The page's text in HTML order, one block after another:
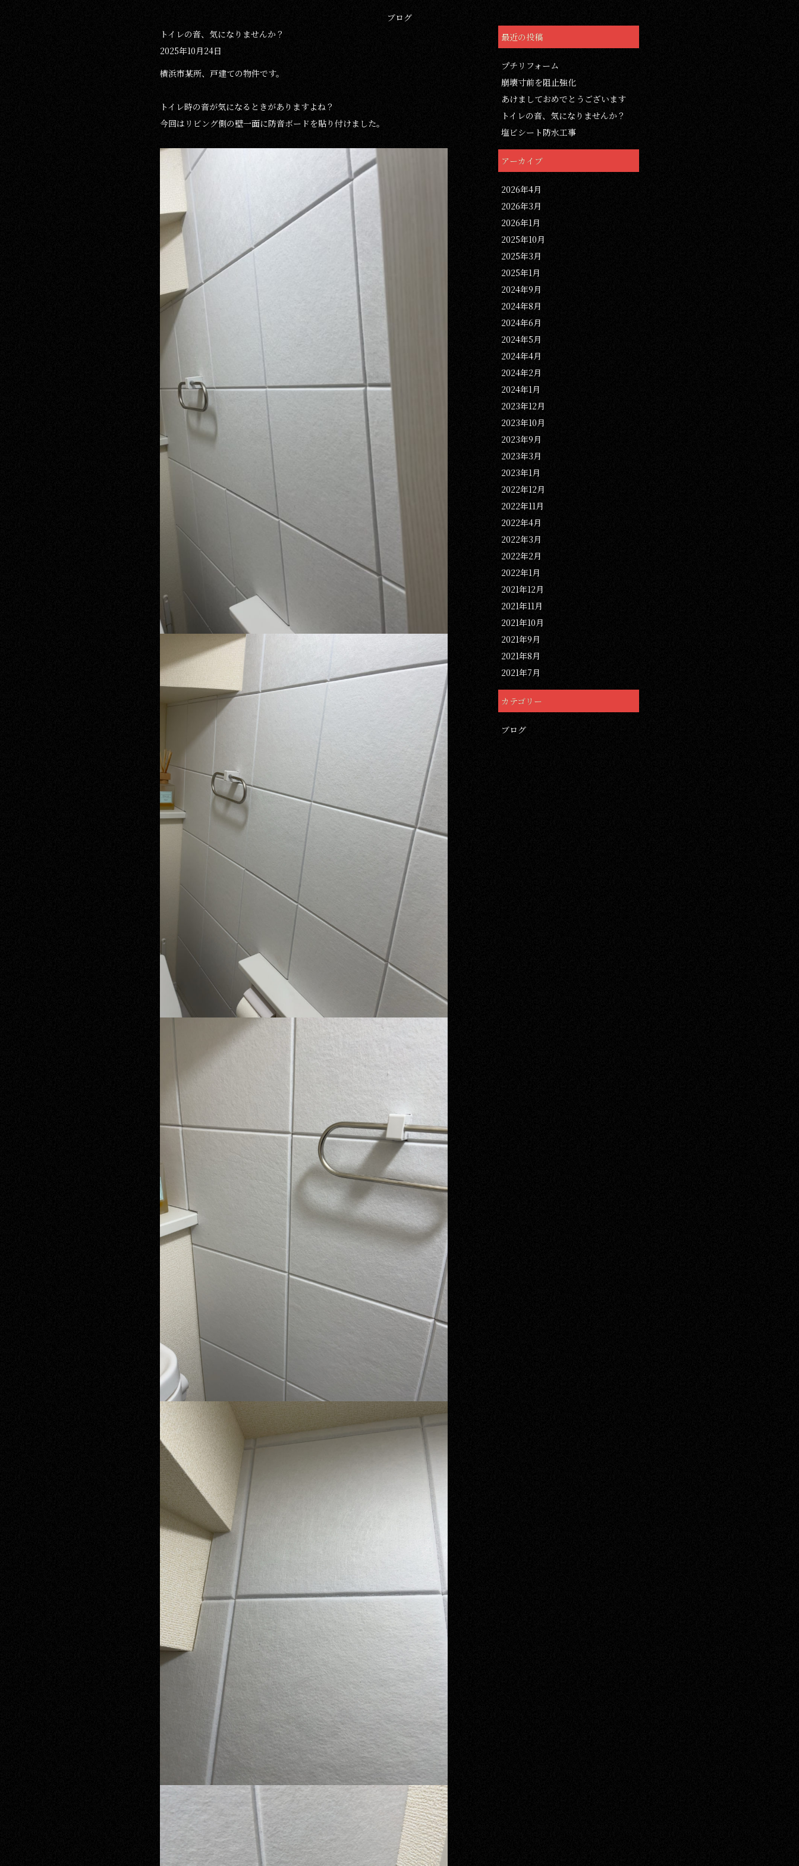
ブログ
トイレの音、気になりませんか？
2025年10月24日
横浜市某所、戸建ての物件です。
トイレ時の音が気になるときがありますよね？
今回はリビング側の壁一面に防音ボードを貼り付けました。
最近の投稿
プチリフォーム
崩壊寸前を阻止強化
あけましておめでとうございます
トイレの音、気になりませんか？
塩ビシート防水工事
アーカイブ
2026年4月
2026年3月
2026年1月
2025年10月
2025年3月
2025年1月
2024年9月
2024年8月
2024年6月
2024年5月
2024年4月
2024年2月
2024年1月
2023年12月
2023年10月
2023年9月
2023年3月
2023年1月
2022年12月
2022年11月
2022年4月
2022年3月
2022年2月
2022年1月
2021年12月
2021年11月
2021年10月
2021年9月
2021年8月
2021年7月
カテゴリー
ブログ